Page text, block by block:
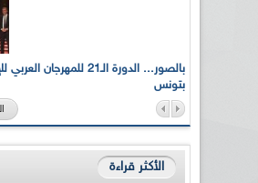
بالصور... الدورة الـ21
بتونس
الأكثر قراءة